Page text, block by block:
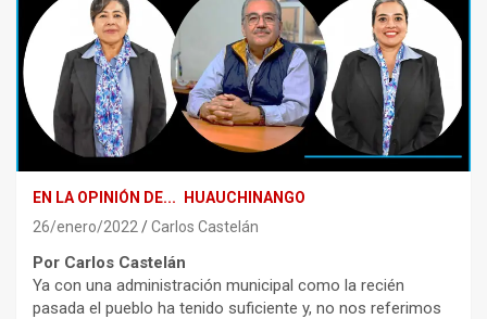
EN LA OPINIÓN DE... HUAUCHINANGO
26/enero/2022
Carlos Castelán
Por Carlos Castelán
Ya con una administración municipal como la recién
pasada el pueblo ha tenido suficiente y, no nos referimos